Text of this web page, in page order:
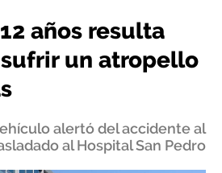
años resulta
un atropello
alertó del accidente al
al Hospital San Pedro